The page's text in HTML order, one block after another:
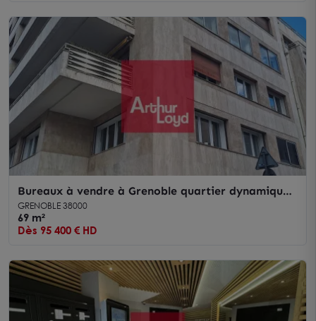
Bureaux à vendre à Grenoble quartier dynamique
avec bureaux lumineux
GRENOBLE 38000
69 m²
Dès 95 400 € HD